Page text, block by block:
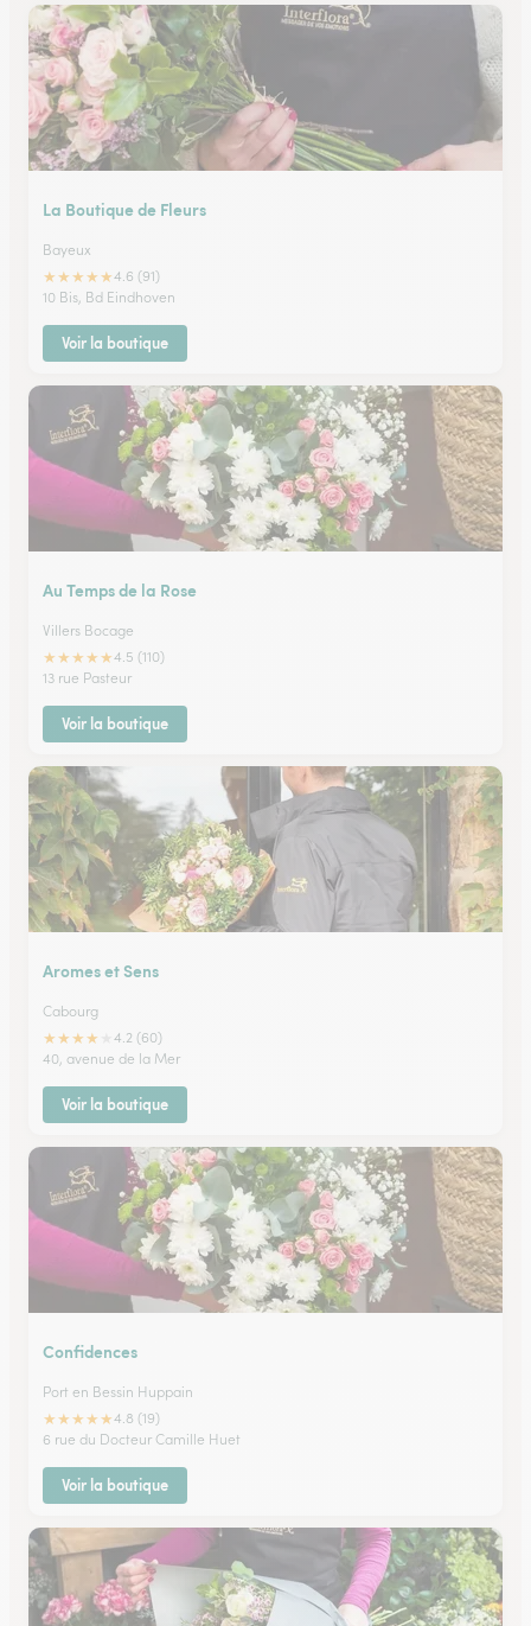
La Boutique de Fleurs
Bayeux
★★★★★4.6 (91)
10 Bis, Bd Eindhoven
Voir la boutique
Au Temps de la Rose
Villers Bocage
★★★★★4.5 (110)
13 rue Pasteur
Voir la boutique
Aromes et Sens
Cabourg
★★★★
4.2 (60)
40, avenue de la Mer
Voir la boutique
Confidences
Port en Bessin Huppain
★★★★★4.8 (19)
6 rue du Docteur Camille Huet
Voir la boutique